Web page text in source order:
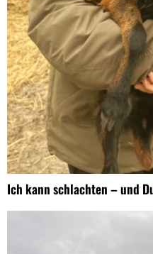
Ich kann schlachten – und